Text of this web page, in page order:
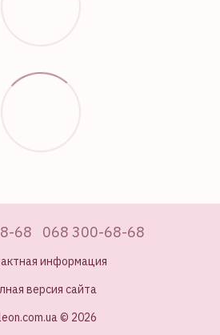
68 068 300-68-68
информация
версия сайта
© 2026